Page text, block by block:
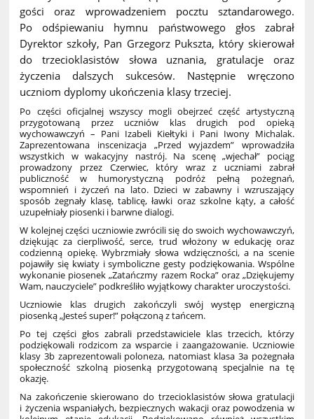
gości oraz wprowadzeniem pocztu sztandarowego.
Po odśpiewaniu hymnu państwowego głos zabrał
Dyrektor szkoły, Pan Grzegorz Pukszta, który skierował
do trzecioklasistów słowa uznania, gratulacje oraz
życzenia dalszych sukcesów. Następnie wręczono
uczniom dyplomy ukończenia klasy trzeciej.
Po części oficjalnej wszyscy mogli obejrzeć część artystyczną
przygotowaną przez uczniów klas drugich pod opieką
wychowawczyń – Pani Izabeli Kiełtyki i Pani Iwony Michalak.
Zaprezentowana inscenizacja „Przed wyjazdem” wprowadziła
wszystkich w wakacyjny nastrój. Na scenę „wjechał” pociąg
prowadzony przez Czerwiec, który wraz z uczniami zabrał
publiczność w humorystyczną podróż pełną pożegnań,
wspomnień i życzeń na lato. Dzieci w zabawny i wzruszający
sposób żegnały klasę, tablicę, ławki oraz szkolne kąty, a całość
uzupełniały piosenki i barwne dialogi.
W kolejnej części uczniowie zwrócili się do swoich wychowawczyń,
dziękując za cierpliwość, serce, trud włożony w edukację oraz
codzienną opiekę. Wybrzmiały słowa wdzięczności, a na scenie
pojawiły się kwiaty i symboliczne gesty podziękowania. Wspólne
wykonanie piosenek „Zatańczmy razem Rocka” oraz „Dziękujemy
Wam, nauczyciele” podkreśliło wyjątkowy charakter uroczystości.
Uczniowie klas drugich zakończyli swój występ energiczną
piosenką „Jesteś super!” połączoną z tańcem.
Po tej części głos zabrali przedstawiciele klas trzecich, którzy
podziękowali rodzicom za wsparcie i zaangażowanie. Uczniowie
klasy 3b zaprezentowali poloneza, natomiast klasa 3a pożegnała
społeczność szkolną piosenką przygotowaną specjalnie na tę
okazję.
Na zakończenie skierowano do trzecioklasistów słowa gratulacji
i życzenia wspaniałych, bezpiecznych wakacji oraz powodzenia w